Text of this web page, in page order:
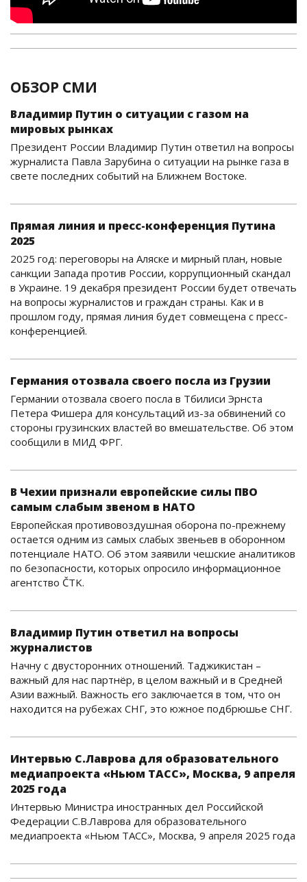
ОБЗОР СМИ
Владимир Путин о ситуации с газом на
мировых рынках
Президент России Владимир Путин ответил на вопросы
журналиста Павла Зарубина о ситуации на рынке газа в
свете последних событий на Ближнем Востоке.
Прямая линия и пресс-конференция Путина
2025
2025 год: переговоры на Аляске и мирный план, новые
санкции Запада против России, коррупционный скандал
в Украине. 19 декабря президент России будет отвечать
на вопросы журналистов и граждан страны. Как и в
прошлом году, прямая линия будет совмещена с пресс-
конференцией.
Германия отозвала своего посла из Грузии
Германии отозвала своего посла в Тбилиси Эрнста
Петера Фишера для консультаций из-за обвинений со
стороны грузинских властей во вмешательстве. Об этом
сообщили в МИД ФРГ.
В Чехии признали европейские силы ПВО
самым слабым звеном в НАТО
Европейская противовоздушная оборона по-прежнему
остается одним из самых слабых звеньев в оборонном
потенциале НАТО. Об этом заявили чешские аналитиков
по безопасности, которых опросило информационное
агентство ČTK.
Владимир Путин ответил на вопросы
журналистов
Начну с двусторонних отношений. Таджикистан –
важный для нас партнёр, в целом важный и в Средней
Азии важный. Важность его заключается в том, что он
находится на рубежах СНГ, это южное подбрюшье СНГ.
Интервью С.Лаврова для образовательного
медиапроекта «Ньюм ТАСС», Москва, 9 апреля
2025 года
Интервью Министра иностранных дел Российской
Федерации С.В.Лаврова для образовательного
медиапроекта «Ньюм ТАСС», Москва, 9 апреля 2025 года